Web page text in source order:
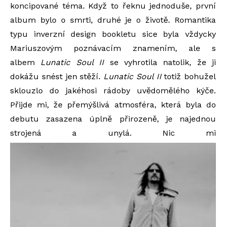
koncipované téma. Když to řeknu jednoduše, první
album bylo o smrti, druhé je o životě. Romantika
typu inverzní design bookletu sice byla vždycky
Mariuszovým poznávacím znamením, ale s
albem Lunatic Soul IIse vyhrotila natolik, že ji
dokážu snést jen stěží. Lunatic Soul IItotiž bohužel
sklouzlo do jakéhosi rádoby uvědomělého kýče.
Přijde mi, že přemýšlivá atmosféra, která byla do
debutu zasazena úplně přirozeně, je najednou
strojená a unylá. Nic mi